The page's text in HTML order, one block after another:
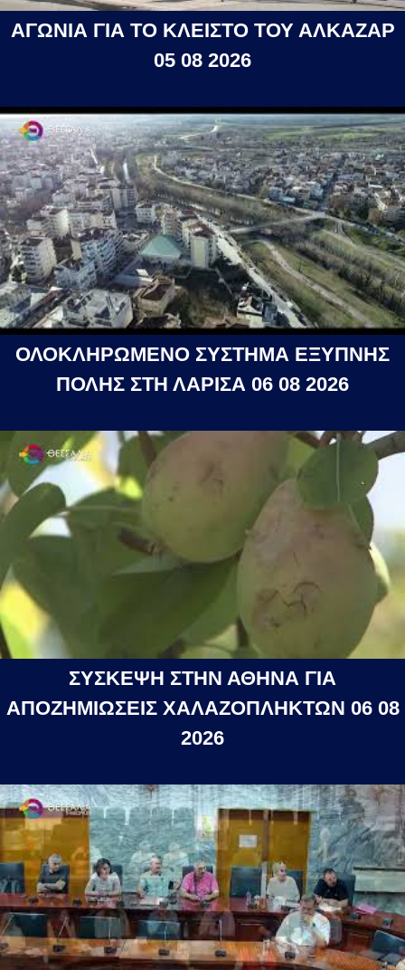
ΑΓΩΝΙΑ ΓΙΑ ΤΟ ΚΛΕΙΣΤΟ ΤΟΥ ΑΛΚΑΖΑΡ
05 08 2026
ΟΛΟΚΛΗΡΩΜΕΝΟ ΣΥΣΤΗΜΑ ΕΞΥΠΝΗΣ
ΠΟΛΗΣ ΣΤΗ ΛΑΡΙΣΑ 06 08 2026
ΣΥΣΚΕΨΗ ΣΤΗΝ ΑΘΗΝΑ ΓΙΑ
ΑΠΟΖΗΜΙΩΣΕΙΣ ΧΑΛΑΖΟΠΛΗΚΤΩΝ 06 08
2026